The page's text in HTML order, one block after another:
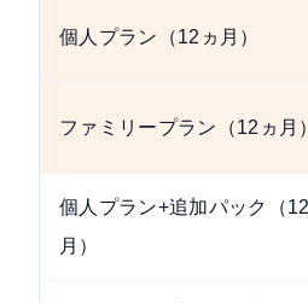
個人プラン（12ヵ月）
ファミリープラン（12ヵ月）
個人プラン+追加パック（
月）